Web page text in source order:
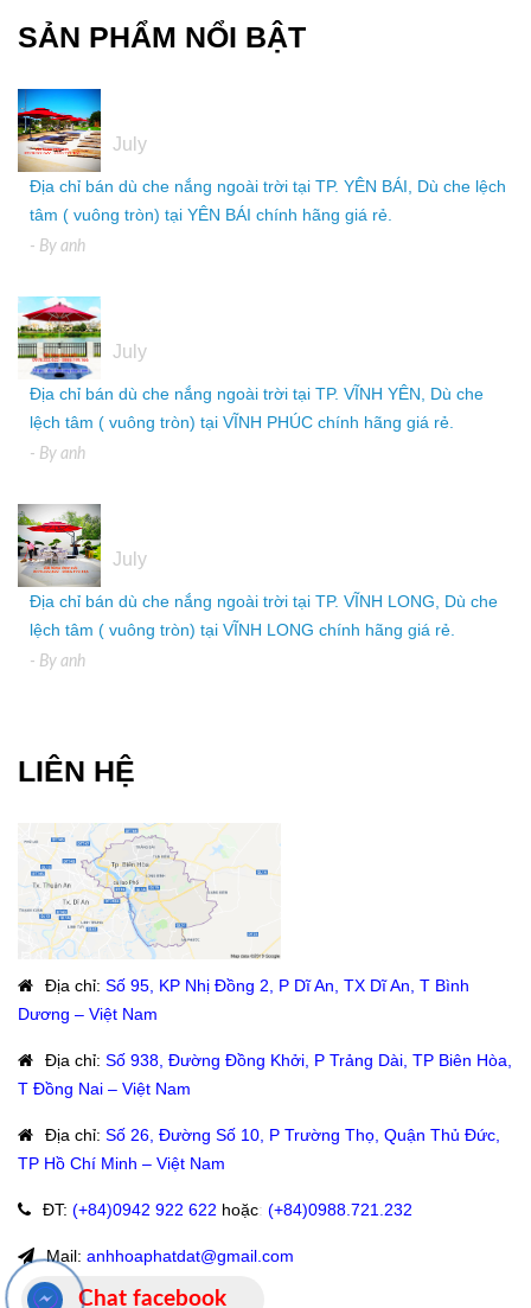
SẢN PHẨM NỔI BẬT
July
Địa chỉ bán dù che nắng ngoài trời tại TP. YÊN BÁI, Dù che lệch
tâm ( vuông tròn) tại YÊN BÁI chính hãng giá rẻ.
- By anh
July
Địa chỉ bán dù che nắng ngoài trời tại TP. VĨNH YÊN, Dù che
lệch tâm ( vuông tròn) tại VĨNH PHÚC chính hãng giá rẻ.
- By anh
July
Địa chỉ bán dù che nắng ngoài trời tại TP. VĨNH LONG, Dù che
lệch tâm ( vuông tròn) tại VĨNH LONG chính hãng giá rẻ.
- By anh
LIÊN HỆ
Địa chỉ: Số 95, KP Nhị Đồng 2, P Dĩ An, TX Dĩ An, T Bình
Dương – Việt Nam
Địa chỉ: Số 938, Đường Đồng Khởi, P Trảng Dài, TP Biên Hòa,
T Đồng Nai – Việt Nam
Địa chỉ: Số 26, Đường Số 10, P Trường Thọ, Quận Thủ Đức,
TP Hồ Chí Minh – Việt Nam
ĐT: (+84)0942 922 622 hoặc: (+84)0988.721.232
Mail: anhhoaphatdat@gmail.com
Chat facebook